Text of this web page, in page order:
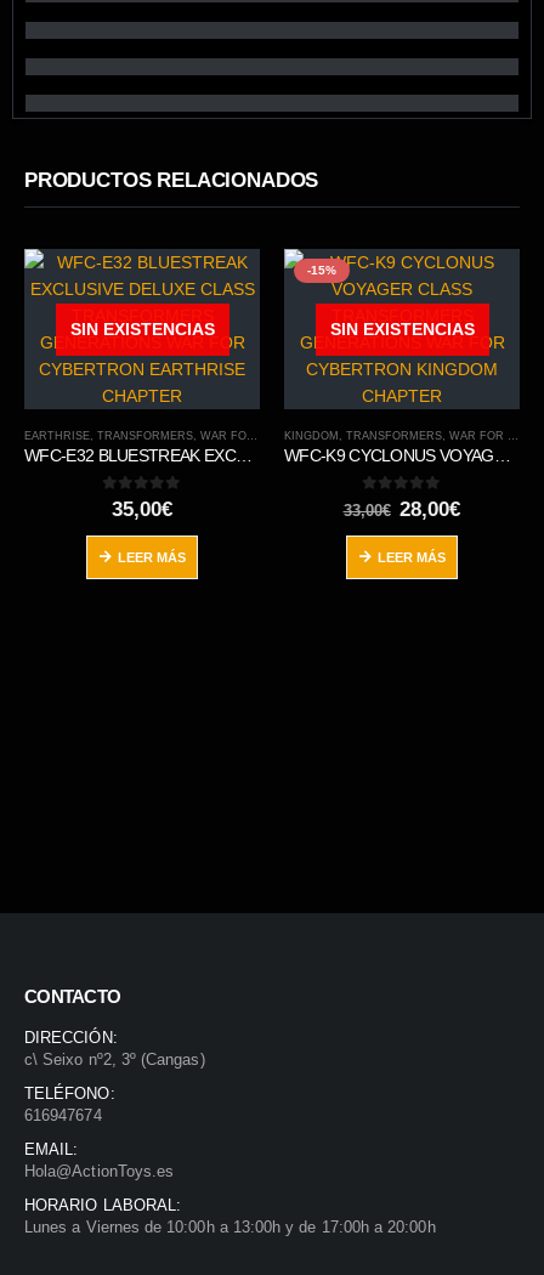
PRODUCTOS RELACIONADOS
SIN EXISTENCIAS
EARTHRISE, TRANSFORMERS, WAR FOR CYBERTRON TRILOGY
WFC-E32 BLUESTREAK EXCLUSIVE DELUXE CLASS TRANSFORMERS GENERATIONS WAR FOR CYBERTRON EARTHRISE CHAPTER
out of 5
35,00€
LEER MÁS
-15%
SIN EXISTENCIAS
KINGDOM , TRANSFORMERS, WAR FOR CYBERTRON TRILOGY
WFC-K9 CYCLONUS VOYAGER CLASS TRANSFORMERS GENERATIONS WAR FOR CYBERTRON KINGDOM CHAPTER
0out of 5
33,00€ El
precio
original
era:
33,00€.
28,00€El
LEER MÁS
CONTACTO
DIRECCIÓN:
c\ Seixo nº2, 3º (Cangas)
TELÉFONO:
616947674
EMAIL:
Hola@ActionToys.es
HORARIO LABORAL:
Lunes a Viernes de 10:00h a 13:00h y de 17:00h a 20:00h